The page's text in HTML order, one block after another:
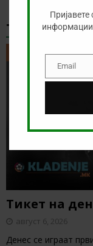
ТИКЕТ НА
ТИКЕТ НА ДЕНОТ
Тикет на
август 6, 2026
Денес се играат
информации
EmailEmail